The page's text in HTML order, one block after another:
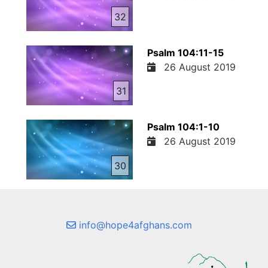
32
31
Psalm 104:11-15
26 August 2019
30
Psalm 104:1-10
26 August 2019
info@hope4afghans.com